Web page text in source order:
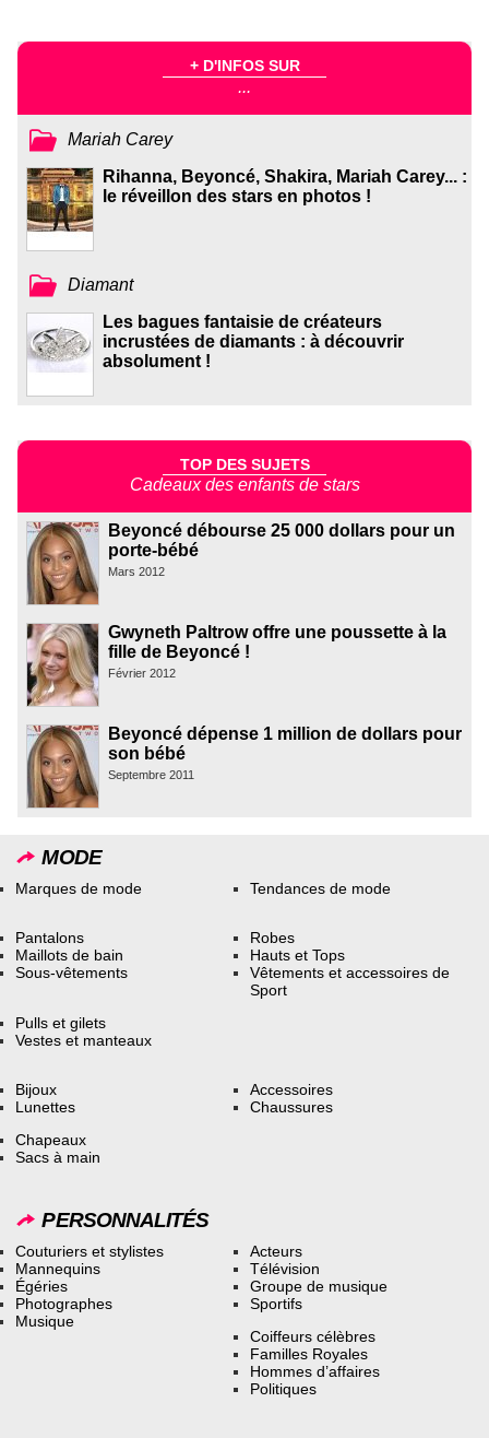
+ D'INFOS SUR
...
Mariah Carey
Rihanna, Beyoncé, Shakira, Mariah Carey... :
le réveillon des stars en photos !
Diamant
Les bagues fantaisie de créateurs
incrustées de diamants : à découvrir
absolument !
TOP DES SUJETS
Cadeaux des enfants de stars
Beyoncé débourse 25 000 dollars pour un
porte-bébé
Mars 2012
Gwyneth Paltrow offre une poussette à la
fille de Beyoncé !
Février 2012
Beyoncé dépense 1 million de dollars pour
son bébé
Septembre 2011
MODE
Marques de mode Tendances de mode
Pantalons
Maillots de bain
Sous-vêtements
Robes
Hauts et Tops
Vêtements et accessoires de
Sport
Pulls et gilets
Vestes et manteaux
Bijoux
Lunettes
Accessoires
Chaussures
Chapeaux
Sacs à main
PERSONNALITÉS
Couturiers et stylistes
Mannequins
Égéries
Photographes
Musique
Acteurs
Télévision
Groupe de musique
Sportifs
Coiffeurs célèbres
Familles Royales
Hommes d’affaires
Politiques